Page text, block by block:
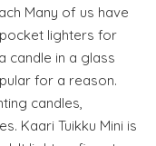
Many of us have
lighters for
candle in a glass
for a reason.
candles,
Kaari Tuikku Mini is